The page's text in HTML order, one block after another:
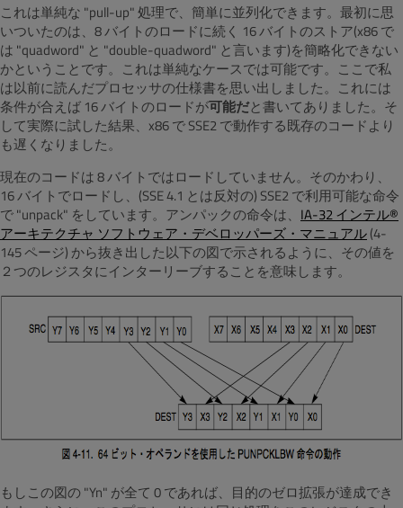
これは単純な "pull-up" 処理で、簡単に並列化できます。最初に思
いついたのは、8 バイトのロードに続く 16 バイトのストア(x86 で
は "quadword" と "double-quadword" と言います)を簡略化できない
かということです。これは単純なケースでは可能です。ここで私
は以前に読んだプロセッサの仕様書を思い出しました。これには
条件が合えば 16 バイトのロードが可能だと書いてありました。そ
して実際に試した結果、x86 で SSE2 で動作する既存のコードより
も遅くなりました。
現在のコードは 8 バイトではロードしていません。そのかわり、
16 バイトでロードし、(SSE 4.1 とは反対の) SSE2 で利用可能な命令
で "unpack" をしています。アンパックの命令は、 IA-32 インテル®
アーキテクチャ ソフトウェア・デベロッパーズ・マニュアル(4-
145 ページ) から抜き出した以下の図で示されるように、その値を
２つのレジスタにインターリーブすることを意味します。
もしこの図の "Yn" が全て 0 であれば、目的のゼロ拡張が達成でき